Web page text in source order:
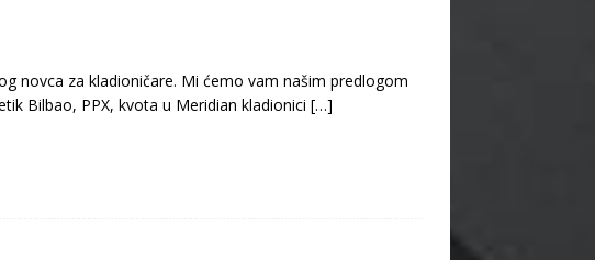
novca za kladioničare. Mi ćemo vam našim predlogom
Bilbao, PPX, kvota u Meridian kladionici […]